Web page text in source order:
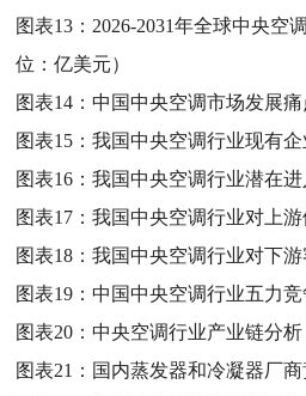
图表13： 2026-2031年全球中央空
位：亿美元）
图表14：中国中央空调市场发展
图表15：我国中央空调行业现有
图表16：我国中央空调行业潜在
图表17：我国中央空调行业对上
图表18：我国中央空调行业对下
图表19：中国中央空调行业五力
图表20：中央空调行业产业链分析
图表21： 国内蒸发器和冷凝器厂